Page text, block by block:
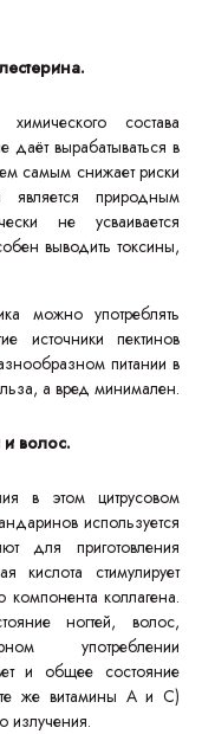
состава
вырабатываться в
самым снижает риски
природным
не усваивается
выводить токсины,
можно употреблять
источники пектинов
питании в
а вред минимален.
волос.
в этом цитрусовом
используется
для приготовления
кислота стимулирует
коллагена.
ногтей, волос,
употреблении
и общее состояние
же витамины А и С)
излучения.